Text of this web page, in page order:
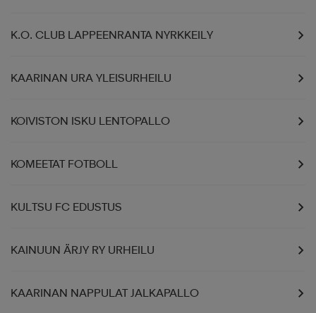
K.O. CLUB LAPPEENRANTA NYRKKEILY
KAARINAN URA YLEISURHEILU
KOIVISTON ISKU LENTOPALLO
KOMEETAT FOTBOLL
KULTSU FC EDUSTUS
KAINUUN ÄRJY RY URHEILU
KAARINAN NAPPULAT JALKAPALLO